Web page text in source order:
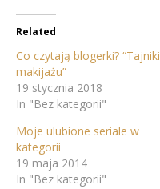
Related
Co czytają blogerki? “Tajniki
makijażu”
19 stycznia 2018
In "Bez kategorii"
Moje ulubione seriale w
kategorii
19 maja 2014
In "Bez kategorii"